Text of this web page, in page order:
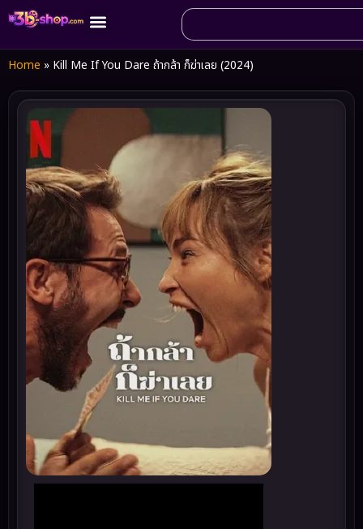
Home » Kill Me If You Dare ถ้ากล้า ก็ฆ่าเลย (2024)